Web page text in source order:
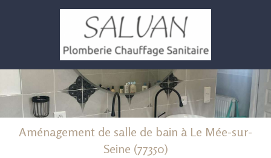
Aménagement de salle de bain à Le Mée-sur-
Seine (77350)